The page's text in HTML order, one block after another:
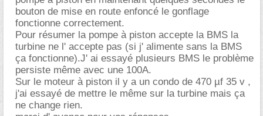
bouton de mise en route enfoncé le gonflage
fonctionne correctement.
Pour résumer la pompe à piston accepte la BMS la
turbine ne l' accepte pas (si j' alimente sans la BMS
ça fonctionne).J' ai essayé plusieurs BMS le problème
persiste même avec une 100A.
Sur le moteur à piston il y a un condo de 470 µf 35 v ,
j'ai essayé de mettre le même sur la turbine mais ça
ne change rien.